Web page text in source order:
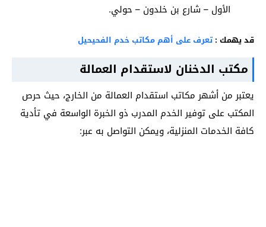
الأول – شارع بن خلدون – حولي.
قد يهمك : تعرف على أهم مكاتب خدم الفحيحيل
مكتب الدخنان لاستقدام العمالة
يعتبر من أشهر مكاتب استقدام العمالة من الخارج، حيث حرص
المكتب على توفير الخدم المدرب ذو الخبرة الواسعة في تأدية
كافة الخدمات المنزلية، ويمكن التواصل به عبر: